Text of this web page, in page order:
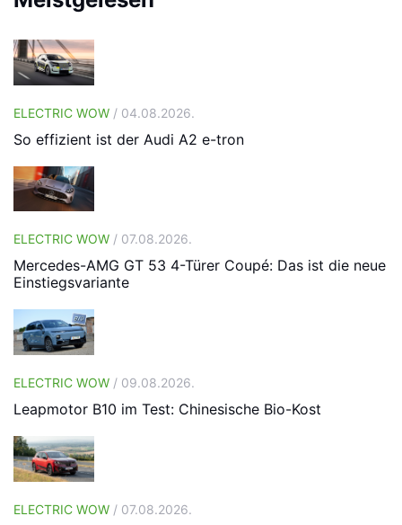
ELECTRIC WOW / 04.08.2026.
So effizient ist der Audi A2 e-tron
ELECTRIC WOW / 07.08.2026.
Mercedes-AMG GT 53 4-Türer Coupé: Das ist die neue
Einstiegsvariante
ELECTRIC WOW / 09.08.2026.
Leapmotor B10 im Test: Chinesische Bio-Kost
ELECTRIC WOW / 07.08.2026.